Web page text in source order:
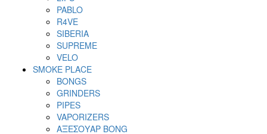
PABLO
R4VE
SIBERIA
SUPREME
VELO
SMOKE PLACE
BONGS
GRINDERS
PIPES
VAPORIZERS
ΑΞΕΣΟΥΑΡ BONG